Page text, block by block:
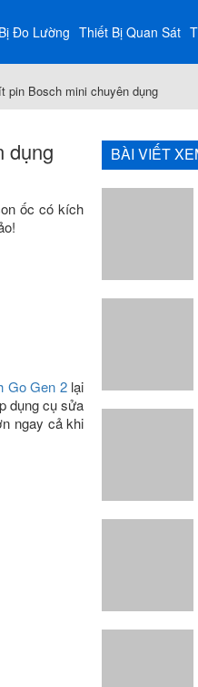
Đo Lường Thiết Bị Quan Sát
pin Bosch mini chuyên dụng
dụng
ốc có kích
Go Gen 2lại
dụng cụ sửa
ngay cả khi
BÀI VIẾT